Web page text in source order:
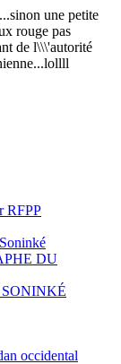
une petite
rouge pas
de l\\\'autorité
RFPP
DU
occidental